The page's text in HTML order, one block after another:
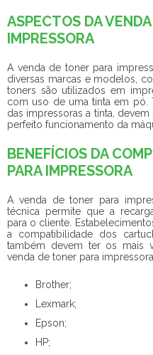
ASPECTOS DA
IMPRESSORA
A venda de toner para
diversas marcas e modelos,
toners são utilizados em
com uso de uma tinta em pó.
das impressoras a tinta,
perfeito funcionamento da
BENEFÍCIOS DA
PARA IMPRESSORA
A venda de toner para
técnica permite que a
para o cliente.
a compatibilidade dos
também devem ter os mais
venda de toner para impressora
Brother;
Lexmark;
Epson;
HP;